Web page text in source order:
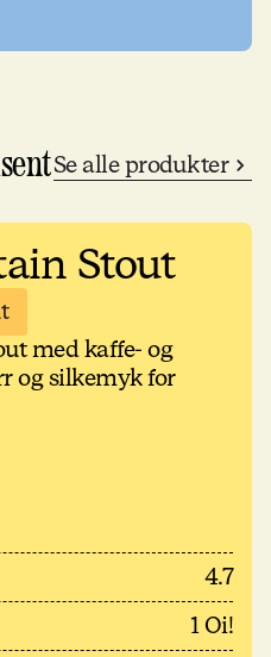
Se alle produkter
Stout
med kaffe- og
og silkemyk for
4.7
1 Oi!